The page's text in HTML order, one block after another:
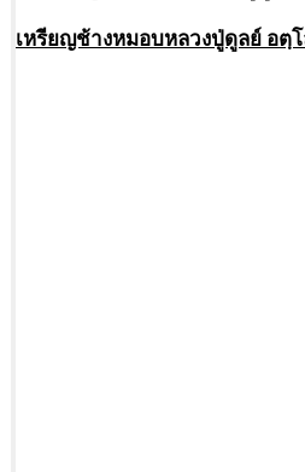
เหรียญช้างหมอบหลวงปู่ดูลย์ อตฺ